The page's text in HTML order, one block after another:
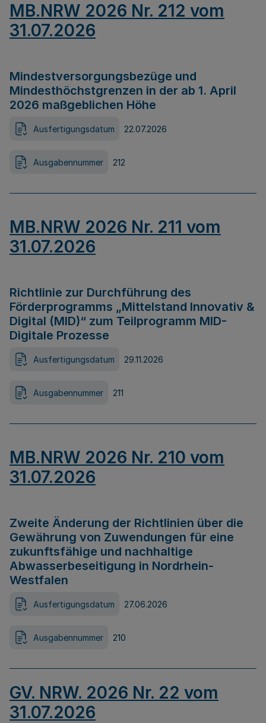
MB.NRW 2026 Nr. 212 vom
31.07.2026
Mindestversorgungsbezüge und
Mindesthöchstgrenzen in der ab 1. April
2026 maßgeblichen Höhe
Ausfertigungsdatum 22.07.2026
Ausgabennummer 212
MB.NRW 2026 Nr. 211 vom
31.07.2026
Richtlinie zur Durchführung des
Förderprogramms „Mittelstand Innovativ &
Digital (MID)“ zum Teilprogramm MID-
Digitale Prozesse
Ausfertigungsdatum 29.11.2026
Ausgabennummer 211
MB.NRW 2026 Nr. 210 vom
31.07.2026
Zweite Änderung der Richtlinien über die
Gewährung von Zuwendungen für eine
zukunftsfähige und nachhaltige
Abwasserbeseitigung in Nordrhein-
Westfalen
Ausfertigungsdatum 27.06.2026
Ausgabennummer 210
GV. NRW. 2026 Nr. 22 vom
31.07.2026